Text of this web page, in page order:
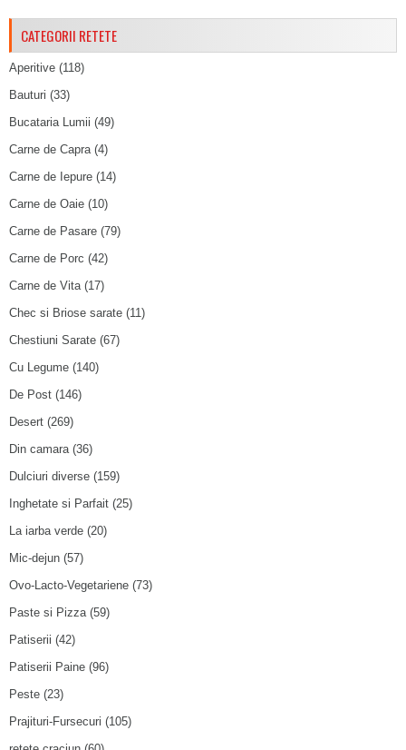
CATEGORII RETETE
Aperitive (118)
Bauturi (33)
Bucataria Lumii (49)
Carne de Capra(4)
Carne de Iepure (14)
Carne de Oaie (10)
Carne de Pasare (79)
Carne de Porc (42)
Carne de Vita(17)
Chec si Briose sarate (11)
Chestiuni Sarate (67)
Cu Legume (140)
De Post (146)
Desert (269)
Din camara(36)
Dulciuri diverse (159)
Inghetate si Parfait (25)
La iarba verde (20)
Mic-dejun (57)
Ovo-Lacto-Vegetariene (73)
Paste si Pizza(59)
Patiserii (42)
Patiserii Paine (96)
Peste (23)
Prajituri-Fursecuri (105)